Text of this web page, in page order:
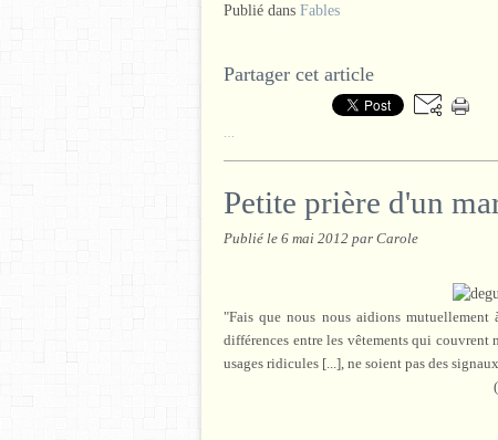
Publié dans Fables
Partager cet article
Petite prière d'un
Publié le 6 mai 2012 par Carole
"Fais que nous nous aidions
différences entre les vêtements qui couvrent
usages ridicules [...], ne soient pas des